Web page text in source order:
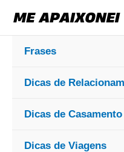
para
conteúdo
Frases
Dicas de
Dicas de Casamento
Dicas de Viagens